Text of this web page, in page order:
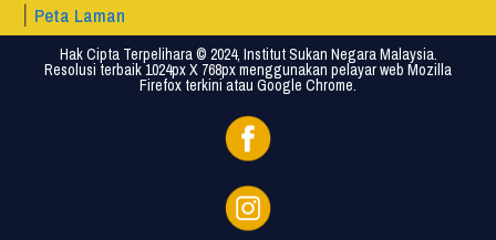
Peta Laman
Hak Cipta Terpelihara © 2024, Institut Sukan Negara Malaysia.
Resolusi terbaik 1024px X 768px menggunakan pelayar web Mozilla
Firefox terkini atau Google Chrome.